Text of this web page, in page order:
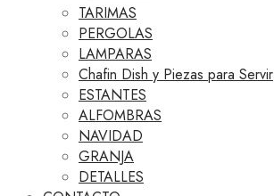
TARIMAS
PERGOLAS
LAMPARAS
Chafin Dish y Piezas para Servir
ESTANTES
ALFOMBRAS
NAVIDAD
GRANJA
DETALLES